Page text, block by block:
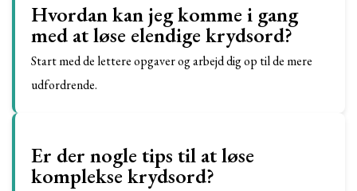
Hvordan kan jeg komme i gang
med at løse elendige krydsord?
Start med de lettere opgaver og arbejd dig op til de mere
udfordrende.
Er der nogle tips til at løse
komplekse krydsord?